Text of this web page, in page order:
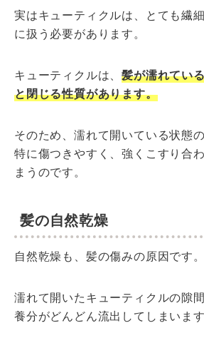
実はキューティクルは、とても繊
に扱う必要があります。
キューティクルは、髪が濡れてい
と閉じる性質があります。
そのため、濡れて開いている状態
特に傷つきやすく、強くこすり合
まうのです。
髪の自然乾燥
自然乾燥も、髪の傷みの原因です。
濡れて開いたキューティクルの隙
養分がどんどん流出してしまいます